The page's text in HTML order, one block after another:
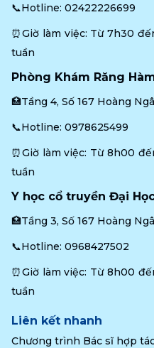
📞Hotline: 02422226699
⏰Giờ làm việc: Từ 7h30
tuần
Phòng Khám Răng
🏥Tầng 4, Số 167 Hoàng
📞Hotline: 0978625499
⏰Giờ làm việc: Từ 8h00
tuần
Y học cổ truyền Đại
🏥Tầng 3, Số 167 Hoàng
📞Hotline: 0968427502
⏰Giờ làm việc: Từ 8h00
tuần
Liên kết nhanh
Chương trình Bác sĩ hợp